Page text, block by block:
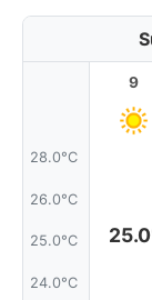
28.0°C
26.0°C
25.0°C
24.0°C
9